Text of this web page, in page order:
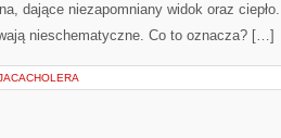
dające niezapomniany widok oraz
nieschematyczne. Co to oznacza? […]